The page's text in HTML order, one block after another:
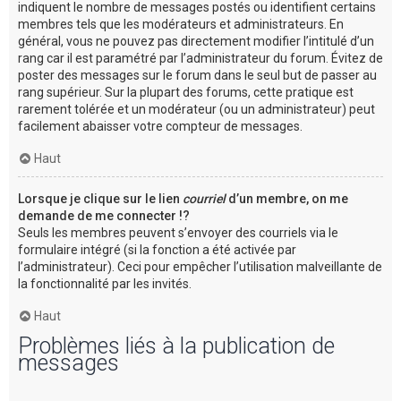
indiquent le nombre de messages postés ou identifient certains
membres tels que les modérateurs et administrateurs. En
général, vous ne pouvez pas directement modifier l’intitulé d’un
rang car il est paramétré par l’administrateur du forum. Évitez de
poster des messages sur le forum dans le seul but de passer au
rang supérieur. Sur la plupart des forums, cette pratique est
rarement tolérée et un modérateur (ou un administrateur) peut
facilement abaisser votre compteur de messages.
Haut
Lorsque je clique sur le lien courrield’un membre, on me
demande de me connecter !?
Seuls les membres peuvent s’envoyer des courriels via le
formulaire intégré (si la fonction a été activée par
l’administrateur). Ceci pour empêcher l’utilisation malveillante de
la fonctionnalité par les invités.
Haut
Problèmes liés à la publication de
messages